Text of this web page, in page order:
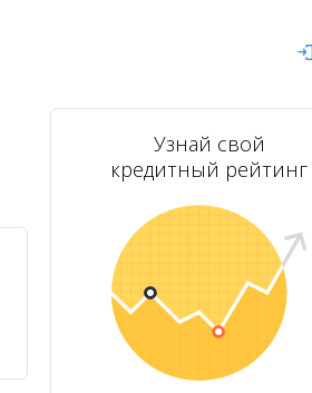
Узнай свой
кредитный рейтинг